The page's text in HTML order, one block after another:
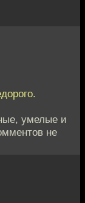
умелые и
не